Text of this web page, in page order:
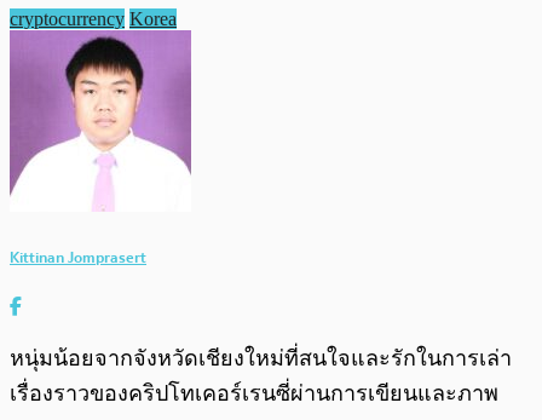
cryptocurrency Korea
Kittinan Jomprasert
หนุ่มน้อยจากจังหวัดเชียงใหม่ที่สนใจและรักในการเล่า
เรื่องราวของคริปโทเคอร์เรนซี่ผ่านการเขียนและภาพ